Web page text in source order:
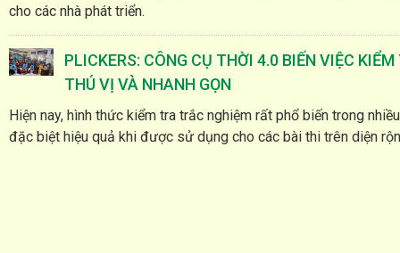
cho các nhà phát triển.
PLICKERS: CÔNG CỤ THỜI 4.0 BIẾN VIỆC
THÚ VỊ VÀ NHANH GỌN
Hiện nay, hình thức kiểm tra trắc nghiệm rất phổ biến trong
đặc biệt hiệu quả khi được sử dụng cho các bài thi trên diện